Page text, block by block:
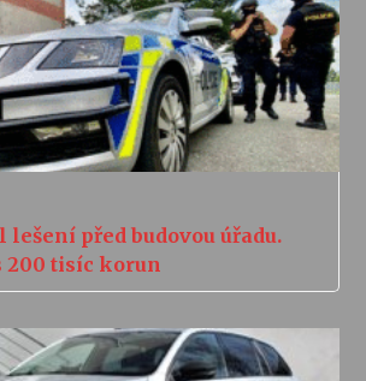
lešení před budovou úřadu.
200 tisíc korun